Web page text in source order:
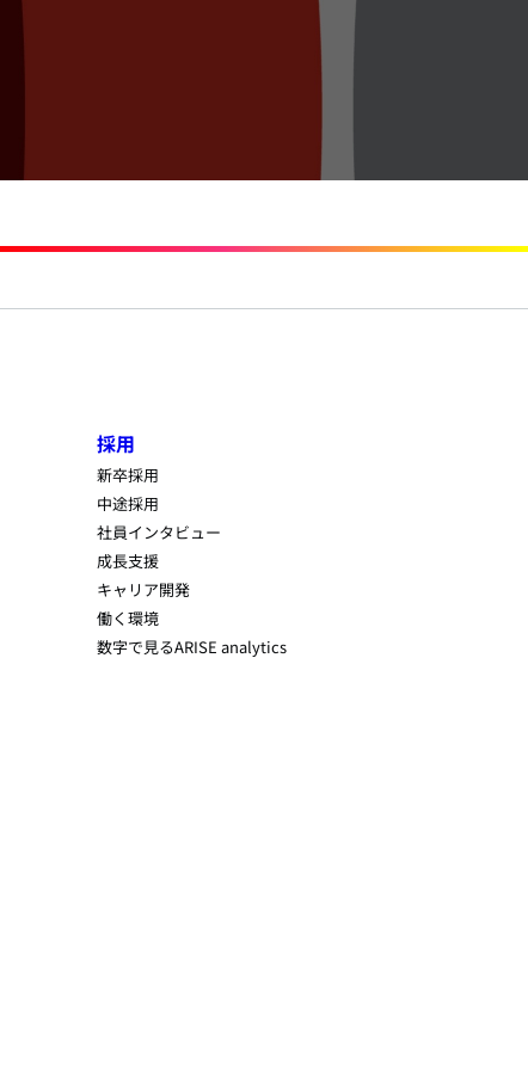
採用
新卒採用
中途採用
社員インタビュー
成長支援
キャリア開発
働く環境
数字で見るARISE analytics